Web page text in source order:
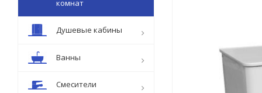
комнат
Душевые кабины
Ванны
Смесители